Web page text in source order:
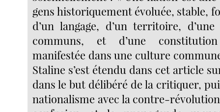
gens historiquement évoluée, stable,
d’un langage, d’un territoire,
communs, et d’une constitution
manifestée dans une culture
Staline s’est étendu dans cet article
dans le but délibéré de la critiquer,
nationalisme avec la contre-